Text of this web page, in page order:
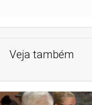
Veja também